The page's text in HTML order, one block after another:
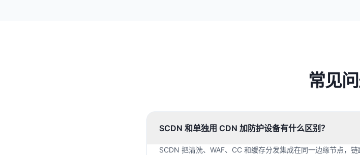
常见
SCDN 和单独用 CDN 加防护设备有什么区别？
SCDN 把清洗、WAF、CC 和缓存分发集成在同一边缘节点，